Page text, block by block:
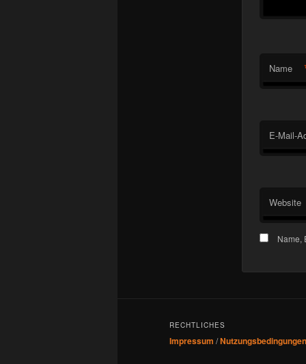
Name
E-Mail-
Website
Name,
RECHTLICHES
Impressum /Nutzungsbedingungen